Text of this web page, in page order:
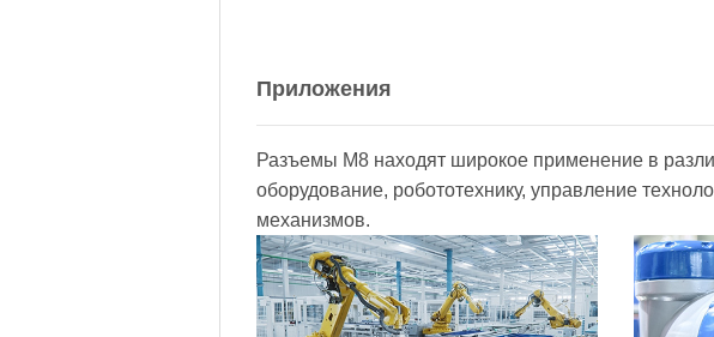
Приложения
Разъемы M8 находят широкое применение в
оборудование, робототехнику, управление
механизмов.